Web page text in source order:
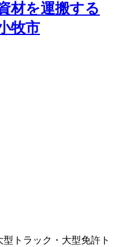
材を運搬する
牧市
型トラック・大型免許 ト